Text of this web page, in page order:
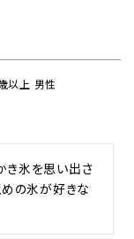
以上 男性
き氷を思い出さ
めの氷が好きな